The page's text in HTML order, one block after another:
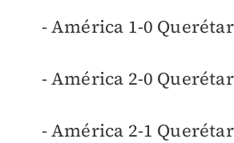
- América 1-0
- América 2-0
- América 2-1